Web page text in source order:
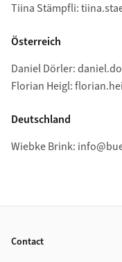
Tiina Stämpfli:
Österreich
Daniel Dörler:
Florian Heigl:
Deutschland
Wiebke Brink:
Contact